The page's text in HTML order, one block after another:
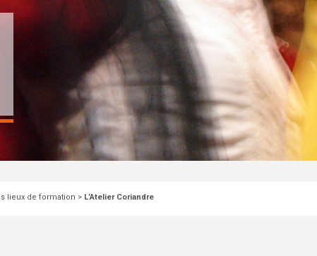
lieux de formation > L’Atelier Coriandre